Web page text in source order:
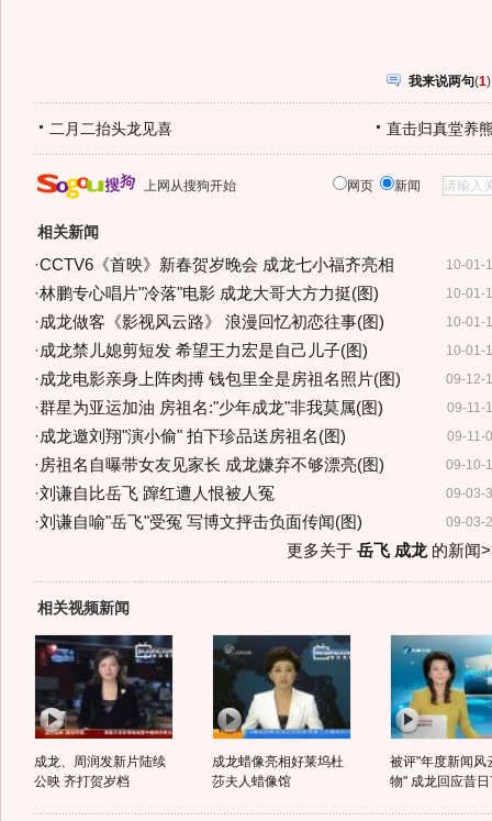
我来说两句(1)
二月二抬头龙见喜 直击归真堂养
上网从搜狗开始 网页 新闻
相关新闻
10-01-
·CCTV6《首映》新春贺岁晚会 成龙七小福齐亮相
10-01-
·林鹏专心唱片"冷落"电影 成龙大哥大方力挺(图)
10-01-
·成龙做客《影视风云路》 浪漫回忆初恋往事(图)
10-01-
·成龙禁儿媳剪短发 希望王力宏是自己儿子(图)
09-12-
·成龙电影亲身上阵肉搏 钱包里全是房祖名照片(图)
09-11-
·群星为亚运加油 房祖名:"少年成龙"非我莫属(图)
09-11-
·成龙邀刘翔"演小偷" 拍下珍品送房祖名(图)
09-10-
·房祖名自曝带女友见家长 成龙嫌弃不够漂亮(图)
09-03-
·刘谦自比岳飞 蹿红遭人恨被人冤
09-03-
·刘谦自喻"岳飞"受冤 写博文抨击负面传闻(图)
更多关于 岳飞 成龙的新闻
相关视频新闻
成龙、周润发新片陆续
公映 齐打贺岁档
成龙蜡像亮相好莱坞杜
莎夫人蜡像馆
被评"年度新闻风
物" 成龙回应昔